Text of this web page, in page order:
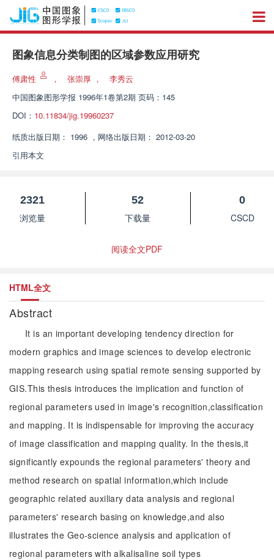
图象信息分类制图的区域参数应用研究
傅肃性 ， 张崇厚 ，
李秀云
中国图象图形学报 1996年1卷第2期 页码：145
DOI： 10.11834/jig.19960237
纸质出版日期： 1996 ， 网络出版日期： 2012-03-20
引用本文
2321
浏览量
52
下载量
0
CSCD
阅读全文PDF
HTML全文
Abstract
It is an important developing tendency direction for
modern graphics and image sciences to develop electronic
mapping research using spatial remote sensing supported by
GIS.This thesis introduces the implication and function of
regional parameters used in image's recognition,classification
and mapping. It is indispensable for improving the accuracy
of image classification and mapping quality. In the thesis,it
significantly expounds the regional parameters' theory and
method research on spatial information,which include
geographic related auxiliary data analysis and regional
parameters' research basing on knowledge,and also
illustrates the Geo-science analysis and application of
regional parameters with alkalisaline soil types